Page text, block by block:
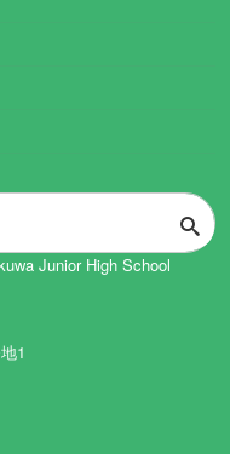
Junior High School
1